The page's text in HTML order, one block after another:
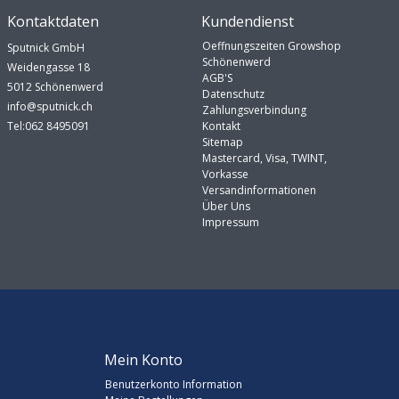
Kontaktdaten
Sputnick GmbH
Weidengasse 18
5012 Schönenwerd
info@sputnick.ch
Tel:062 8495091
Kundendienst
Oeffnungszeiten Growshop
Schönenwerd
AGB'S
Datenschutz
Zahlungsverbindung
Kontakt
Sitemap
Mastercard, Visa, TWINT,
Vorkasse
Versandinformationen
Über Uns
Impressum
Mein Konto
Benutzerkonto Information